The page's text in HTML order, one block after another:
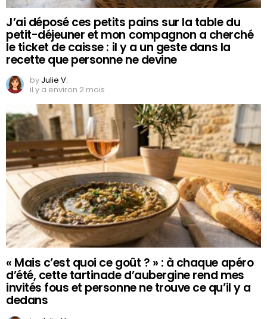
J’ai déposé ces petits pains sur la table du
petit-déjeuner et mon compagnon a cherché
le ticket de caisse : il y a un geste dans la
recette que personne ne devine
by Julie V.
il y a environ 2 mois
« Mais c’est quoi ce goût ? » : à chaque apéro
d’été, cette tartinade d’aubergine rend mes
invités fous et personne ne trouve ce qu’il y a
dedans